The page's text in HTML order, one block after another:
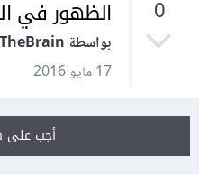
0
الظهور في
بواسطة TheBrain
17 مايو 2016
أجب على